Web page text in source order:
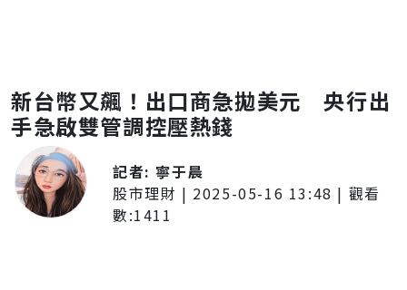
新台幣又飆！出口商急拋美元 央行出
手急啟雙管調控壓熱錢
記者: 寧于晨
股市理財 | 2025-05-16 13:48 | 觀看
數:1411